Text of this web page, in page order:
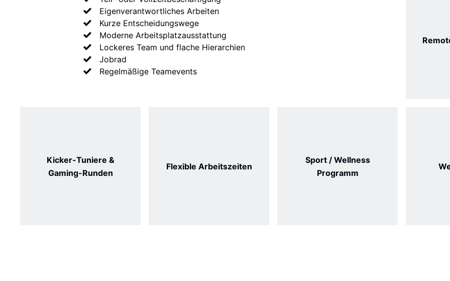
Eigenverantwortliches Arbeiten
Kurze Entscheidungswege
Moderne Arbeitsplatzausstattung
Lockeres Team und flache Hierarchien
Jobrad
Regelmäßige Teamevents
Kicker-Tuniere &
Gaming-Runden
Flexible Arbeitszeiten
Sport / Wellness
Programm